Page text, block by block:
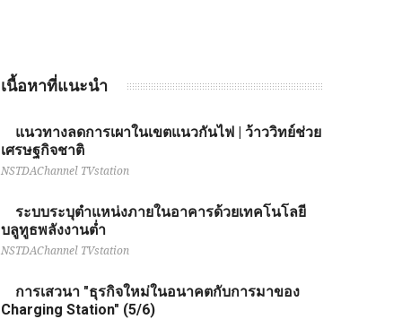
เนื้อหาที่แนะนำ
แนวทางลดการเผาในเขตแนวกันไฟ | ว้าววิทย์ช่วย
เศรษฐกิจชาติ
NSTDAChannel TVstation
ระบบระบุตำแหน่งภายในอาคารด้วยเทคโนโลยี
บลูทูธพลังงานต่ำ
NSTDAChannel TVstation
การเสวนา "ธุรกิจใหม่ในอนาคตกับการมาของ
Charging Station" (5/6)